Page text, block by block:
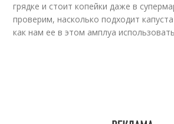
Квашеная капуста
грядке и стоит копейки даже в
проверим, насколько подходит
как нам ее в этом амплуа